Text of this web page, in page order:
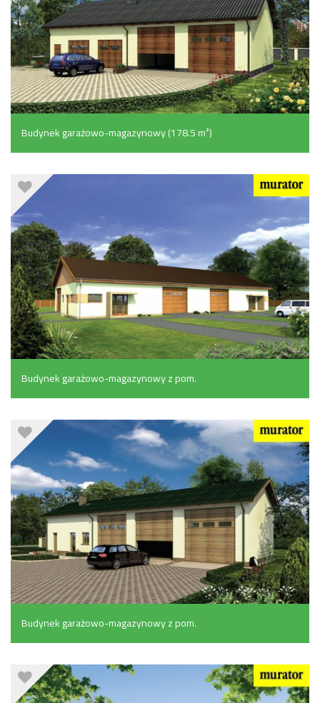
Budynek garażowo-magazynowy (178.5 m²)
Budynek garażowo-magazynowy z pom.
pomocniczymi (405 m²)
Budynek garażowo-magazynowy z pom.
pomocniczymi (156.8 m²)